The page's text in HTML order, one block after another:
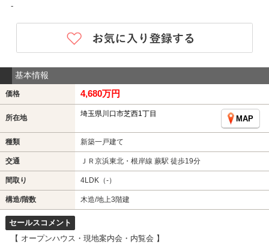
-
基本情報
価格 4,680万円
所在地 埼玉県川口市芝西1丁目
MAP
種類 新築一戸建て
交通 ＪＲ京浜東北・根岸線 蕨駅 徒歩19分
間取り 4LDK（-）
構造/階数 木造/地上3階建
セールスコメント
【 オープンハウス・現地案内会・内覧会 】